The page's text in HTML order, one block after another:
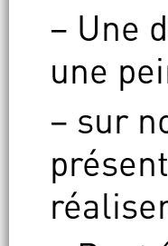
– Une
une
– sur